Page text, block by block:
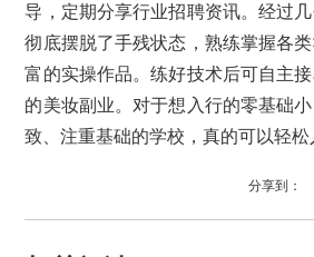
导，定期分享行业招聘资讯。经过
彻底摆脱了手残状态，熟练掌握各
富的实操作品。练好技术后可自主
的美妆副业。对于想入行的零基础
致、注重基础的学校，真的可以轻松
分享到：